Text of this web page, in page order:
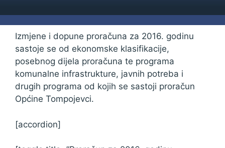
Izmjene i dopune proračuna za 2016. godinu
sastoje se od ekonomske klasifikacije,
posebnog dijela proračuna te programa
komunalne infrastrukture, javnih potreba i
drugih programa od kojih se sastoji proračun
Općine Tompojevci.
[accordion]